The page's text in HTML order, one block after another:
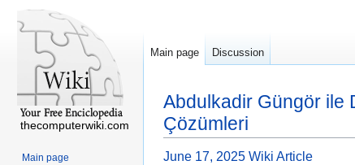
Abdulkadir Güngör ile
Çözümleri
June 17, 2025 Wiki Article
Main page Discussion
thecomputerwiki.com
Main page